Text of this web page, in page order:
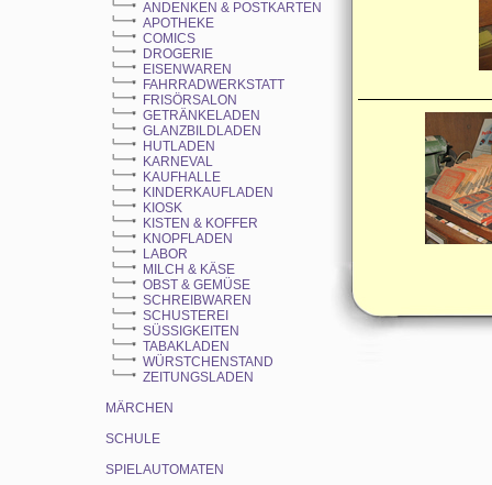
ANDENKEN & POSTKARTEN
APOTHEKE
COMICS
DROGERIE
EISENWAREN
FAHRRADWERKSTATT
FRISÖRSALON
GETRÄNKELADEN
GLANZBILDLADEN
HUTLADEN
KARNEVAL
KAUFHALLE
KINDERKAUFLADEN
KIOSK
KISTEN & KOFFER
KNOPFLADEN
LABOR
MILCH & KÄSE
OBST & GEMÜSE
SCHREIBWAREN
SCHUSTEREI
SÜSSIGKEITEN
TABAKLADEN
WÜRSTCHENSTAND
ZEITUNGSLADEN
MÄRCHEN
SCHULE
SPIELAUTOMATEN